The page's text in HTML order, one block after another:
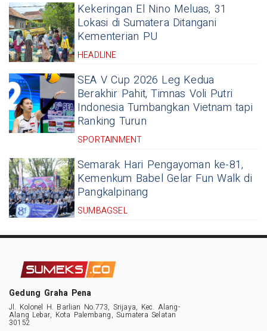
Kekeringan El Nino Meluas, 31
Lokasi di Sumatera Ditangani
Kementerian PU
HEADLINE
SEA V Cup 2026 Leg Kedua
Berakhir Pahit, Timnas Voli Putri
Indonesia Tumbangkan Vietnam tapi
Ranking Turun
SPORTAINMENT
Semarak Hari Pengayoman ke-81,
Kemenkum Babel Gelar Fun Walk di
Pangkalpinang
SUMBAGSEL
Gedung Graha Pena
Jl. Kolonel H. Barlian No.773, Srijaya, Kec. Alang-
Alang Lebar, Kota Palembang, Sumatera Selatan
30152